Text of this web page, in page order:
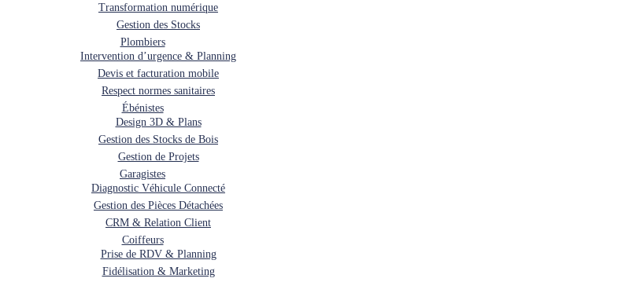
Transformation numérique
Gestion des Stocks
Plombiers
Intervention d’urgence & Planning
Devis et facturation mobile
Respect normes sanitaires
Ébénistes
Design 3D & Plans
Gestion des Stocks de Bois
Gestion de Projets
Garagistes
Diagnostic Véhicule Connecté
Gestion des Pièces Détachées
CRM & Relation Client
Coiffeurs
Prise de RDV & Planning
Fidélisation & Marketing